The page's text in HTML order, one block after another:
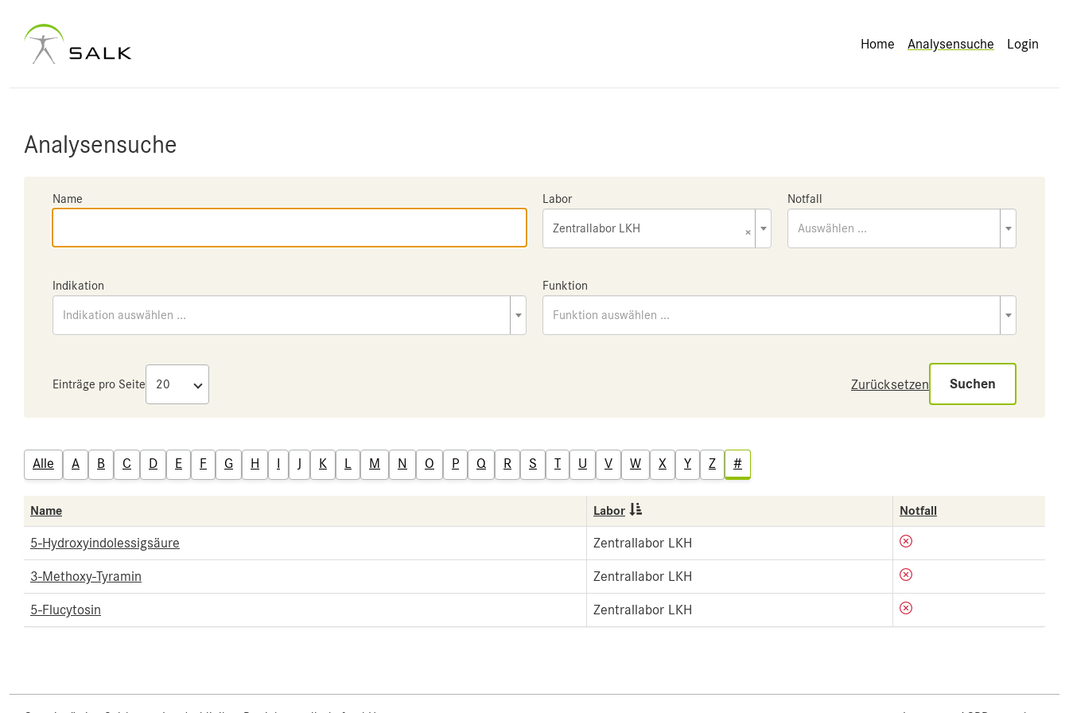
Home Analysensuche Login
Analysensuche
Name Labor
×
Zentrallabor LKH
Notfall
Auswählen ...
Indikation
Indikation auswählen ...
Funktion
Funktion auswählen ...
Einträge pro Seite Zurücksetzen Suchen
Alle A B C D E F G H I J K L M N O P Q R S T U V W X Y Z #
Name Labor Notfall
5-Hydroxyindolessigsäure Zentrallabor LKH
3-Methoxy-Tyramin Zentrallabor LKH
5-Flucytosin Zentrallabor LKH